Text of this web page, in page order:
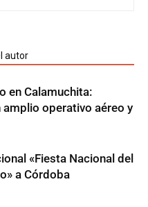
autor
en Calamuchita:
amplio operativo aéreo y
«Fiesta Nacional del
a Córdoba